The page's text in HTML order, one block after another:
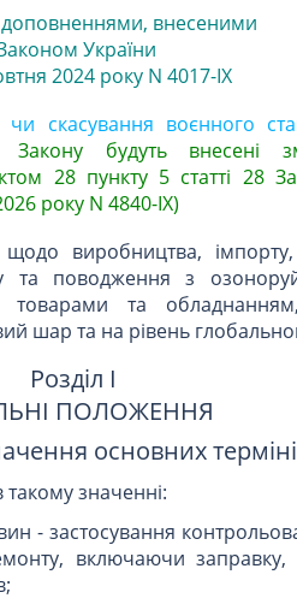
доповненнями, внесеними
України
2024 року N 4017-IX
скасування воєнного
будуть внесені
28 пункту 5 статті 28
року N 4840-IX)
виробництва, імпорту,
та поводження з
та
шар та на рівень
Розділ I
ПОЛОЖЕННЯ
основних
значенні:
- застосування
включаючи заправку,